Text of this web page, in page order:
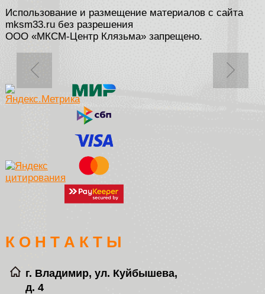
Использование и размещение материалов с сайта
mksm33.ru без разрешения
ООО «МКСМ-Центр Клязьма» запрещено.
К О Н Т А К Т Ы
г. Владимир, ул. Куйбышева,
д. 4